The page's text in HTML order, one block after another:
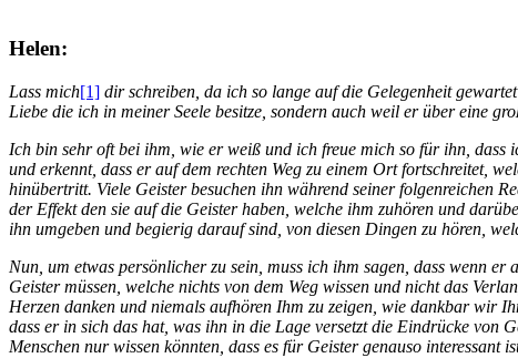
Helen:
Lass mich[1] dir schreiben, da ich so lange auf die Gelegenheit
Liebe die ich in meiner Seele besitze, sondern auch weil er über eine
Ich bin sehr oft bei ihm, wie er weiß und ich freue mich so für ihn, dass
und erkennt, dass er auf dem rechten Weg zu einem Ort fortschreitet,
hinübertritt. Viele Geister besuchen ihn während seiner folgenreichen
der Effekt den sie auf die Geister haben, welche ihm zuhören und
ihn umgeben und begierig darauf sind, von diesen Dingen zu hören,
Nun, um etwas persönlicher zu sein, muss ich ihm sagen, dass wenn
Geister müssen, welche nichts von dem Weg wissen und nicht das
Herzen danken und niemals aufhören Ihm zu zeigen, wie dankbar wir
dass er in sich das hat, was ihn in die Lage versetzt die Eindrücke von
Menschen nur wissen könnten, dass es für Geister genauso